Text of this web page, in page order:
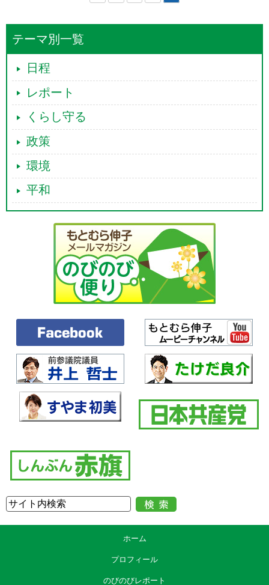
テーマ別一覧
日程
レポート
くらし守る
政策
環境
平和
ホーム
プロフィール
のびのびレポート